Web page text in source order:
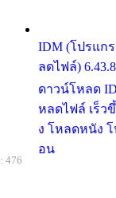
IDM (โปรแกร
ลดไฟล์) 6.43.8
ดาวน์โหลด
หลดไฟล์ เร็ว
ง โหลดหนัง โ
อน
476